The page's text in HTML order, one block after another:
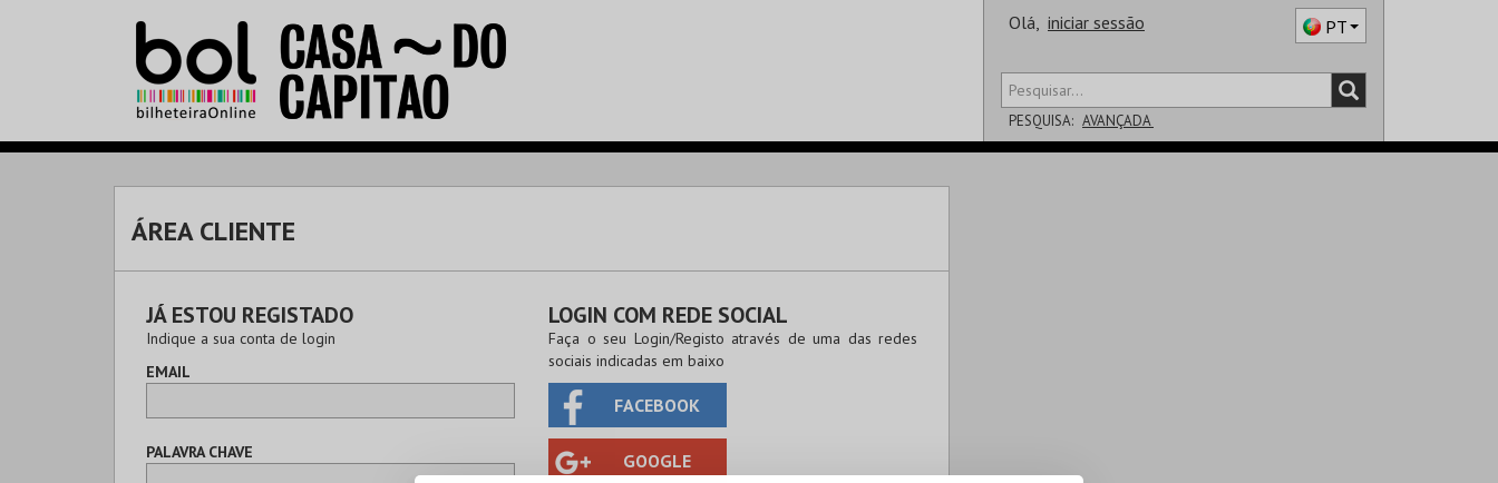
Olá, iniciar sessão PT
PESQUISA: AVANÇADA
ÁREA CLIENTE
JÁ ESTOU REGISTADO
Indique a sua conta de login
EMAIL
PALAVRA CHAVE
LOGIN COM REDE SOCIAL
Faça o seu Login/Registo através de uma das redes
sociais indicadas em baixo
FACEBOOK
GOOGLE